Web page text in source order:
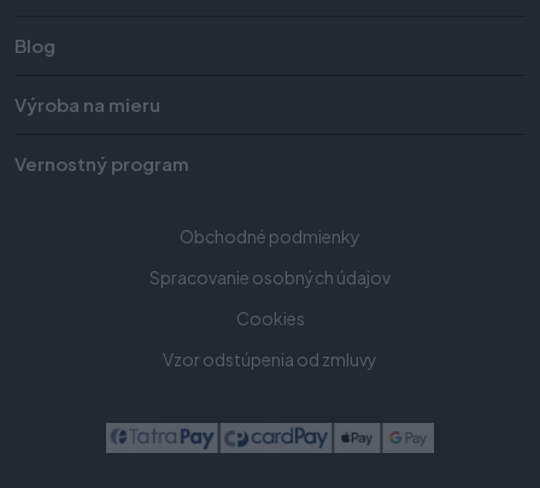
Blog
Výroba na mieru
Vernostný program
Obchodné podmienky
Spracovanie osobných údajov
Cookies
Vzor odstúpenia od zmluvy